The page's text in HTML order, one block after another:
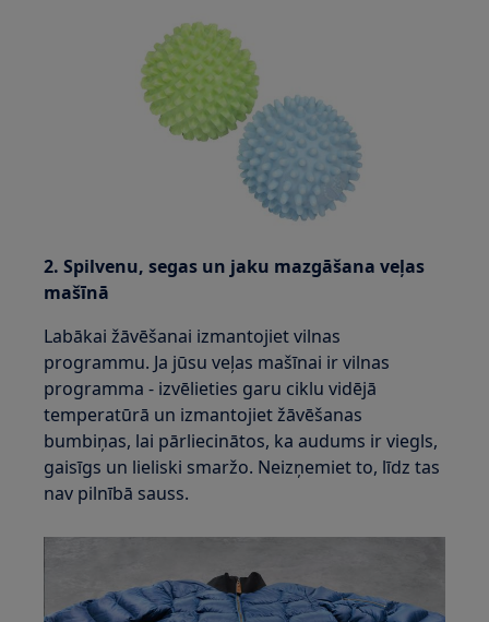
2. Spilvenu, segas un jaku mazgāšana veļas
mašīnā
Labākai žāvēšanai izmantojiet vilnas
programmu. Ja jūsu veļas mašīnai ir vilnas
programma - izvēlieties garu ciklu vidējā
temperatūrā un izmantojiet žāvēšanas
bumbiņas, lai pārliecinātos, ka audums ir viegls,
gaisīgs un lieliski smaržo. Neizņemiet to, līdz tas
nav pilnībā sauss.